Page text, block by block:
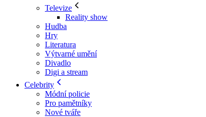
Televize
Reality show
Hudba
Hry
Literatura
Výtvarné umění
Divadlo
Digi a stream
Celebrity
Módní policie
Pro pamětníky
Nové tváře